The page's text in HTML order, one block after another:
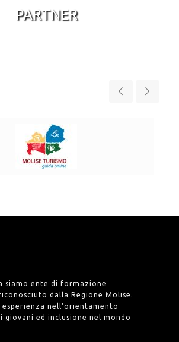
PARTNER
siamo ente di formazione
dalla Regione Molise.
esperienza nell'orientamento
giovani ed inclusione nel mondo